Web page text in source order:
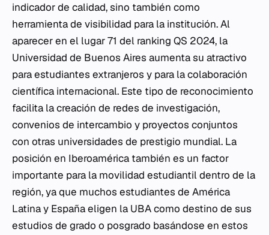
indicador de calidad, sino también como
herramienta de visibilidad para la institución. Al
aparecer en el lugar 71 del ranking QS 2024, la
Universidad de Buenos Aires aumenta su atractivo
para estudiantes extranjeros y para la colaboración
científica internacional. Este tipo de reconocimiento
facilita la creación de redes de investigación,
convenios de intercambio y proyectos conjuntos
con otras universidades de prestigio mundial. La
posición en Iberoamérica también es un factor
importante para la movilidad estudiantil dentro de la
región, ya que muchos estudiantes de América
Latina y España eligen la UBA como destino de sus
estudios de grado o posgrado basándose en estos